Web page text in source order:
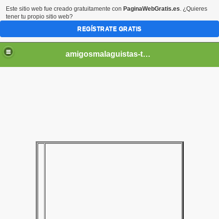
amigosmalaguistas-temporadas
Este sitio web fue creado gratuitamente con PaginaWebGratis.es. ¿Quieres
tener tu propio sitio web?
REGÍSTRATE GRATIS